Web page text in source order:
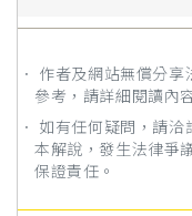
． 作者及網站無償分
參考，請詳細閱讀內
． 如有任何疑問，請
本解說，發生法律爭
保證責任。